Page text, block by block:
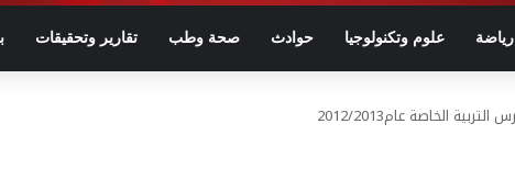
رياضة علوم وتكنولوجيا حوادث صحة وطب تقارير وتحقيقات